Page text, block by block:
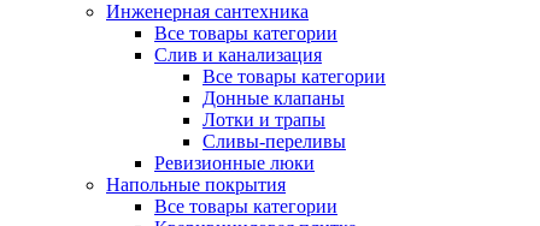
Инженерная сантехника
Все товары категории
Слив и канализация
Все товары категории
Донные клапаны
Лотки и трапы
Сливы-переливы
Ревизионные люки
Напольные покрытия
Все товары категории